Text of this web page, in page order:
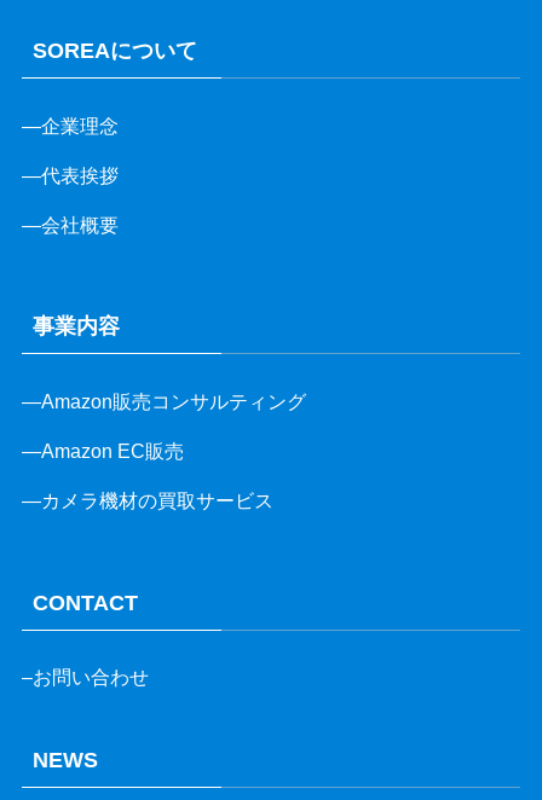
SOREAについて
—企業理念
—代表挨拶
—会社概要
事業内容
—Amazon販売コンサルティング
—Amazon EC販売
—カメラ機材の買取サービス
CONTACT
–お問い合わせ
NEWS